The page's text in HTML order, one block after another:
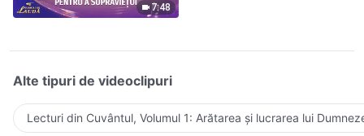
7:48
Alte tipuri de videoclipuri
Lecturi din Cuvântul, Volumul 1: Arătarea și lucrarea lui